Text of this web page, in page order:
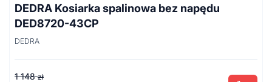
DEDRA Kosiarka spalinowa bez napędu
DED8720-43CP
DEDRA
1 148zł